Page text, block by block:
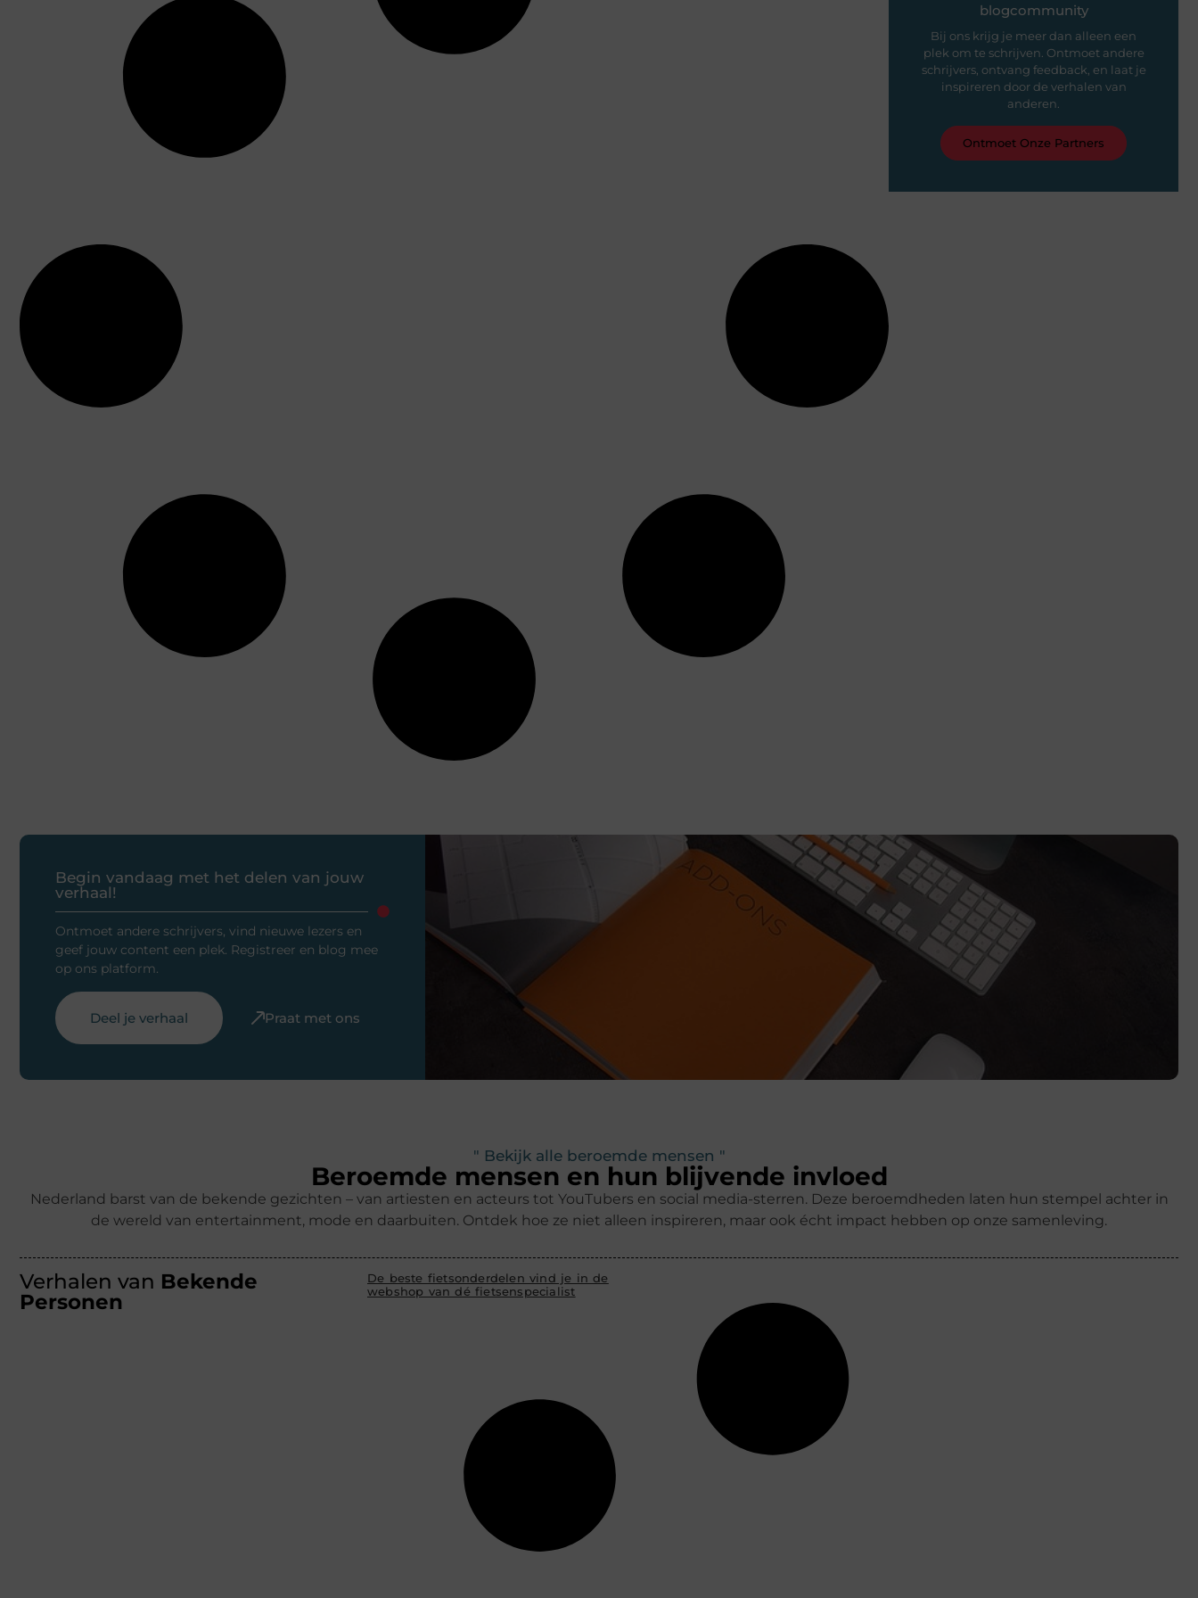
blogcommunity
Bij ons krijg je meer dan alleen een
plek om te schrijven. Ontmoet andere
schrijvers, ontvang feedback, en laat je
inspireren door de verhalen van
anderen.
Ontmoet Onze Partners
Begin vandaag met het delen van jouw
verhaal!
Ontmoet andere schrijvers, vind nieuwe lezers en
geef jouw content een plek. Registreer en blog mee
op ons platform.
Deel je verhaal Praat met ons
" Bekijk alle beroemde mensen "
Beroemde mensen en hun blijvende invloed
Nederland barst van de bekende gezichten – van artiesten en acteurs tot YouTubers en social media-sterren. Deze beroemdheden laten hun stempel achter in
de wereld van entertainment, mode en daarbuiten. Ontdek hoe ze niet alleen inspireren, maar ook écht impact hebben op onze samenleving.
Verhalen van Bekende
Personen
De beste fietsonderdelen vind je in de
webshop van dé fietsenspecialist